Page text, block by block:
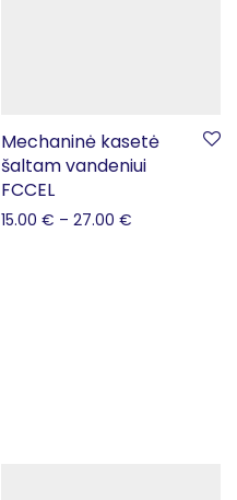
Mechaninė kasetė
šaltam vandeniui
FCCEL
15.00 € – 27.00 €